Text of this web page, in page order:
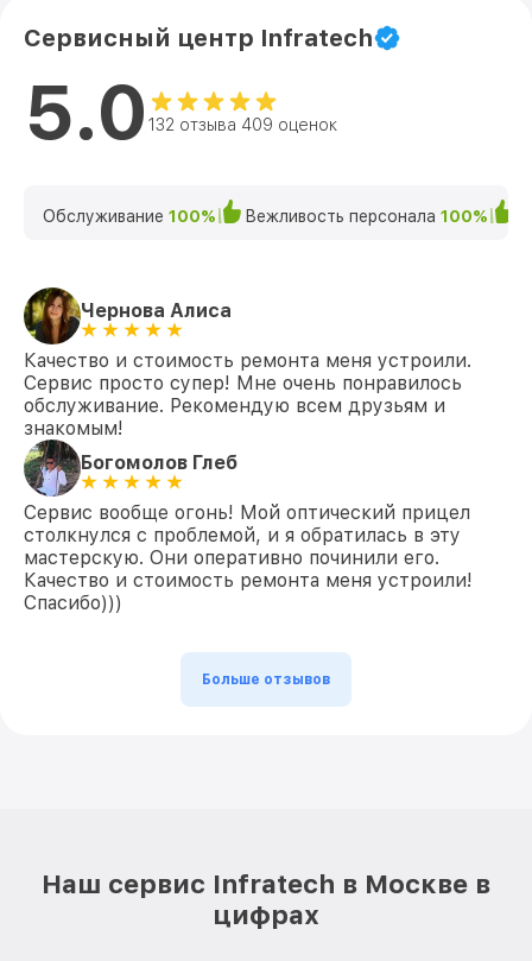
Сервисный центр Infratech
5.0 132 отзыва 409 оценок
Обслуживание 100% Вежливость персонала 100%
Чернова Алиса
Качество и стоимость ремонта меня устроили.
Сервис просто супер! Мне очень понравилось
обслуживание. Рекомендую всем друзьям и
знакомым!
Богомолов Глеб
Сервис вообще огонь! Мой оптический прицел
столкнулся с проблемой, и я обратилась в эту
мастерскую. Они оперативно починили его.
Качество и стоимость ремонта меня устроили!
Спасибо)))
Больше отзывов
Наш сервис Infratech в Москве в
цифрах